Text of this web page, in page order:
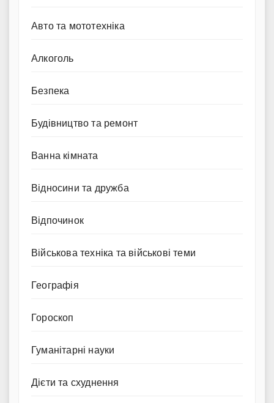
Авто та мототехніка
Алкоголь
Безпека
Будівництво та ремонт
Ванна кімната
Відносини та дружба
Відпочинок
Військова техніка та військові теми
Географія
Гороскоп
Гуманітарні науки
Дієти та схуднення